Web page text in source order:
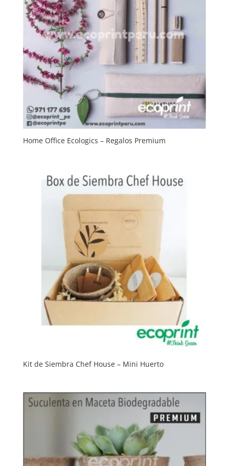
Home Office Ecologics – Regalos Premium
Kit de Siembra Chef House – Mini Huerto